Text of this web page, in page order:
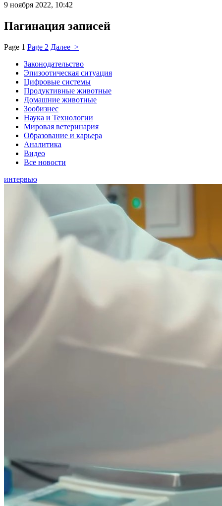
9 ноября 2022, 10:42
Пагинация записей
Page 1 Page 2 Далее >
Законодательство
Эпизоотическая ситуация
Цифровые системы
Продуктивные животные
Домашние животные
Зообизнес
Наука и Технологии
Мировая ветеринария
Образование и карьера
Аналитика
Видео
Все новости
интервью